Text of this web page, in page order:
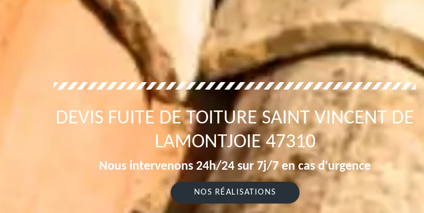
DEVIS FUITE DE TOITURE SAINT VINCENT DE
LAMONTJOIE 47310
Nous intervenons 24h/24 sur 7j/7 en cas d'urgence
NOS RÉALISATIONS